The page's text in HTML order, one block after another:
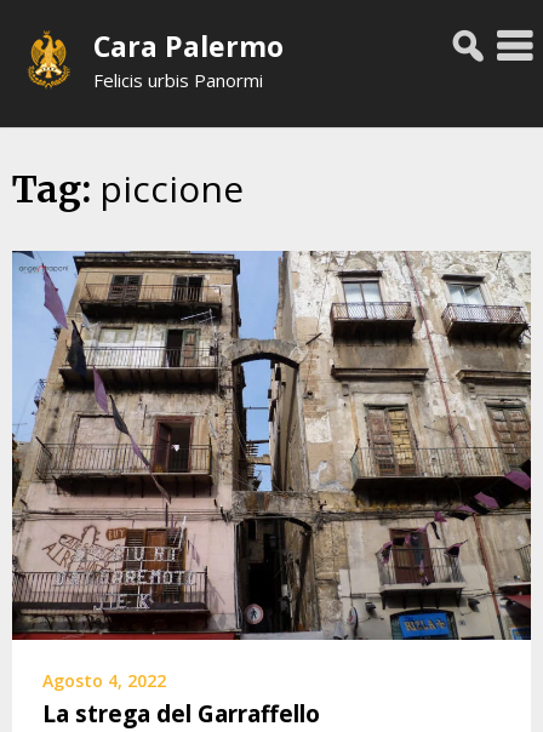
content
Cara Palermo
Felicis urbis Panormi
Tag: piccione
Agosto 4, 2022
La strega del Garraffello